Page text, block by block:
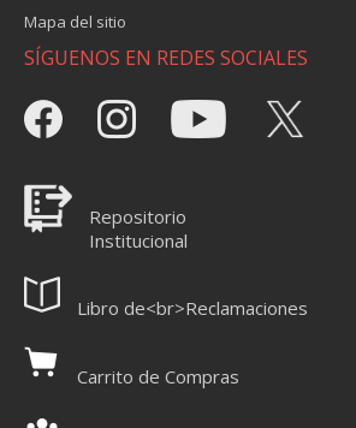
Mapa del sitio
SÍGUENOS EN REDES SOCIALES
Repositorio
Institucional
Libro de<br>Reclamaciones
Carrito de Compras